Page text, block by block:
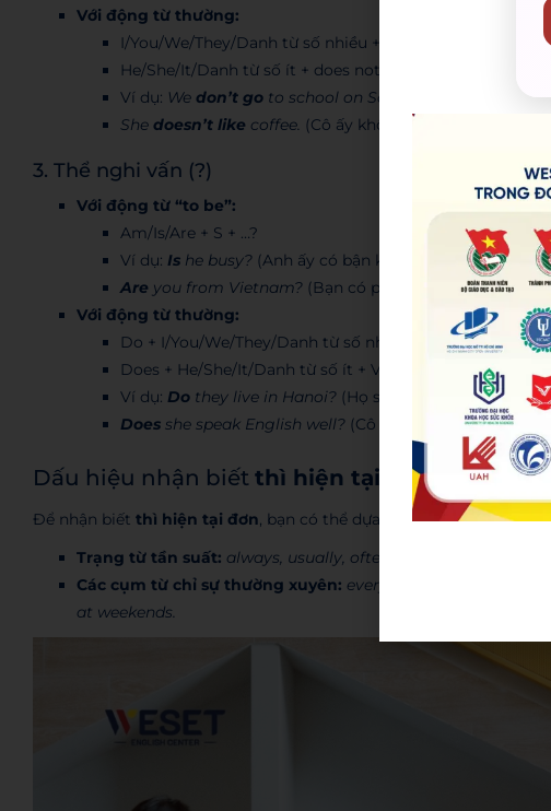
Với động từ thường:
I/You/We/They/Danh từ số nhiều + do not (don’t) + V
He/She/It/Danh từ số ít + does not (doesn’t) + V (nguyên
Ví dụ: We don’t go to school on Saturdays.
(Chúng tôi
She doesn’t like coffee. (Cô ấy không thích cà phê.)
3. Thể nghi vấn (?)
Với động từ “to be”:
Am/Is/Are + S + …?
Ví dụ: Is he busy? (Anh ấy có bận không?)
Are you from Vietnam? (Bạn có phải người Việt Nam
Với động từ thường:
Do + I/You/We/They/Danh từ số nhiều + V (nguyên mẫu)
Does + He/She/It/Danh từ số ít + V (nguyên mẫu) + …?
Ví dụ: Do they live in Hanoi? (Họ sống ở Hà Nội phải
Does she speak English well? (Cô ấy nói tiếng Anh tốt
Dấu hiệu nhận biết thì hiện tại đơn
Để nhận biết thì hiện tại đơn, bạn có thể dựa vào các trạng từ tần
Trạng từ tần suất: always, usually, often, frequently,
Các cụm từ chỉ sự thường xuyên: every day/week/month/
at weekends.